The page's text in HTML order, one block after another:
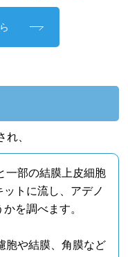
れ、
一部の結膜上皮細胞
トに流し、アデノ
を調べます。
胞や結膜、角膜など